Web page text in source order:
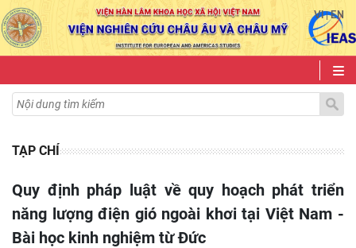
VI|EN
TẠP CHÍ
Quy định pháp luật về quy hoạch phát triển
năng lượng điện gió ngoài khơi tại Việt Nam -
Bài học kinh nghiệm từ Đức